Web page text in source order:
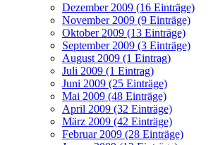
Dezember 2009 (16 Einträge)
November 2009 (9 Einträge)
Oktober 2009 (13 Einträge)
September 2009 (3 Einträge)
August 2009 (1 Eintrag)
Juli 2009 (1 Eintrag)
Juni 2009 (25 Einträge)
Mai 2009 (48 Einträge)
April 2009 (32 Einträge)
März 2009 (42 Einträge)
Februar 2009 (28 Einträge)